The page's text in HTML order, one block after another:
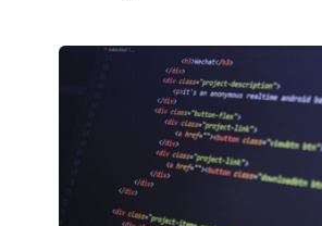
ПОЛЕЗНЫХ
ИНСТРУМЕНТОВ
ДЛЯ
РАБОТЫ